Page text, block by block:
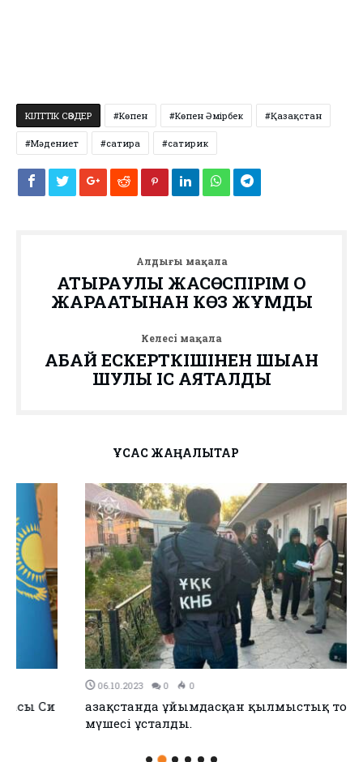
КІЛТТІК СӨЗДЕР Көпен Көпен Әмірбек Қазақстан
Мәдениет сатира сатирик
Алдыңғы мақала
АТЫРАУЛЫҚ ЖАСӨСПІРІМ ОҚ
ЖАРАҚАТЫНАН КӨЗ ЖҰМДЫ
Келесі мақала
АБАЙ ЕСКЕРТКІШІНЕН ШЫҚҚАН
ШУЛЫ ІС АЯҚТАЛДЫ
ҰҚСАС ЖАҢАЛЫҚТАР
0 0
Қазақстанда ұйымдасқан қылмыстық топтың 72
мүшесі ұсталды.